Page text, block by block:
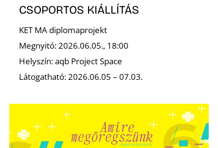
CSOPORTOS KIÁLLÍTÁS
KET MA diplomaprojekt
Megnyitó: 2026.06.05., 18:00
Helyszín: aqb Project Space
Látogatható: 2026.06.05 – 07.03.